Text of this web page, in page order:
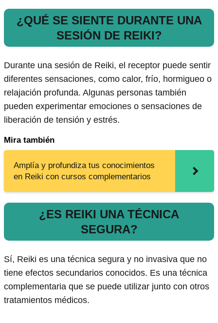
¿QUÉ SE SIENTE DURANTE UNA
SESIÓN DE REIKI?
Durante una sesión de Reiki, el receptor puede sentir
diferentes sensaciones, como calor, frío, hormigueo o
relajación profunda. Algunas personas también
pueden experimentar emociones o sensaciones de
liberación de tensión y estrés.
Mira también
Amplía y profundiza tus conocimientos
en Reiki con cursos complementarios
¿ES REIKI UNA TÉCNICA
SEGURA?
Sí, Reiki es una técnica segura y no invasiva que no
tiene efectos secundarios conocidos. Es una técnica
complementaria que se puede utilizar junto con otros
tratamientos médicos.